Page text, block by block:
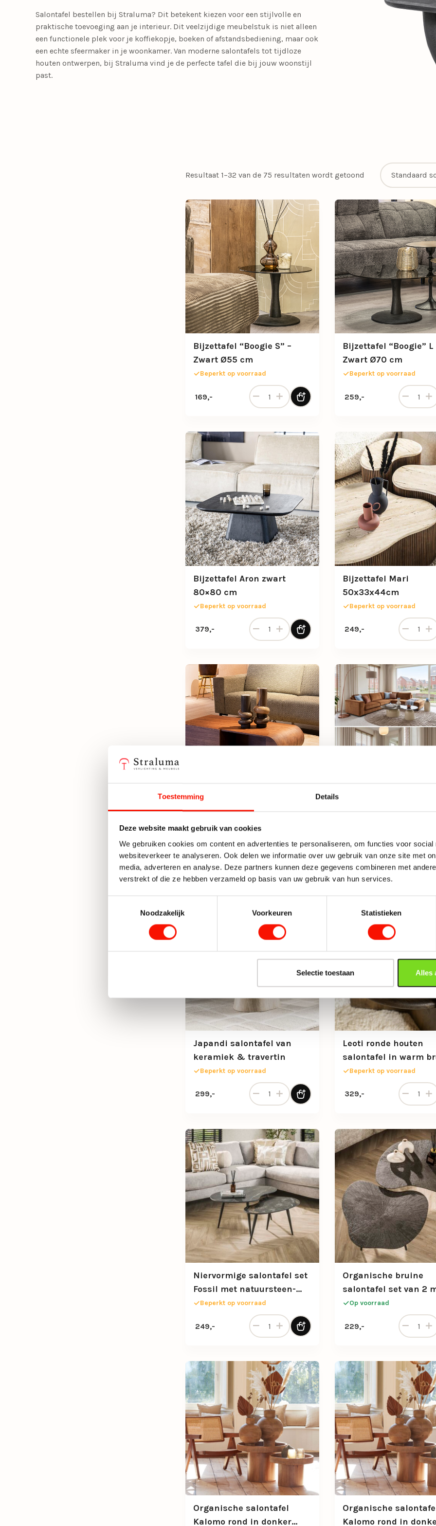
Toestemming Details
Deze website maakt gebruik van cookies
We gebruiken cookies om content en advertenties te personaliseren, om functies voor social
websiteverkeer te analyseren. Ook delen we informatie over uw gebruik van onze site met
media, adverteren en analyse. Deze partners kunnen deze gegevens combineren met
verstrekt of die ze hebben verzameld op basis van uw gebruik van hun services.
Noodzakelijk
Voorkeuren Statistieken
Selectie toestaan Alles
Tafellampen Opbouwspots Buitenlampen
Lampenvoeten
Leeslampen
Plafonnières
Schelpenlampen
Uplighters
Vaaslampen
Slaapkamerlampen Tienerkamerlampen Woonkamerlampen
Meer lichtbronnen
LED lichtbronnen Smart lichtbronnen Calex Lampen Segula
Eetkamerstoelen Fauteuils Kasten
SALE tafellampen
SALE opbouwspots
SALE buitenlampen
SALE
Salontafel bestellen bij Straluma? Dit betekent kiezen voor een stijlvolle en
praktische toevoeging aan je interieur. Dit veelzijdige meubelstuk is niet alleen
een functionele plek voor je koffiekopje, boeken of afstandsbediening, maar ook
een echte sfeermaker in je woonkamer. Van moderne salontafels tot tijdloze
houten ontwerpen, bij Straluma vind je de perfecte tafel die bij jouw woonstijl
past.
Resultaat 1–32 van de 75 resultaten wordt getoond
Bijzettafel “Boogie S” –
Zwart Ø55 cm
Beperkt op voorraad
169,-
Bijzettafel “Boogie S” – Zwart Ø55 cm aantal
Bijzettafel “Boogie” L
Zwart Ø70 cm
Beperkt op voorraad
259,-
Bijzettafel
Bijzettafel Aron zwart
80×80 cm
Beperkt op voorraad
379,-
Bijzettafel Aron zwart 80x80 cm aantal
Bijzettafel Mari
50x33x44cm
Beperkt op voorraad
249,-
Bijzettafel
Eleonora houten salontafel
King met opbergruimte
649,-
Eleonora houten salontafel King met opbergruimte
Irona Salontafel L
189,-
Irona
Japandi salontafel van
keramiek & travertin
Beperkt op voorraad
299,-
Japandi salontafel van keramiek & travertin aantal
Leoti ronde houten
salontafel in warm
Beperkt op voorraad
329,-
Leoti
Niervormige salontafel set
Fossil met natuursteen-
look zwart blad
Beperkt op voorraad
249,-
Niervormige salontafel set Fossil met natuursteen-
Organische bruine
salontafel set van 2
slanke poten
Op voorraad
229,-
Organische salontafel
Kalomo rond in donker
Organische
Kalomo rond in